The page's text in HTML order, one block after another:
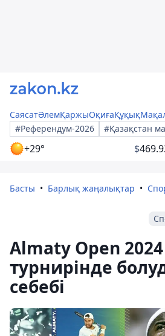
СаясатӘлемҚаржыОқиғаҚұқық
#Референдум-2026
#Қазақстан
+29° $
Басты Барлық жаңалықтар
Almaty Open 2024
турнирінде
себебі